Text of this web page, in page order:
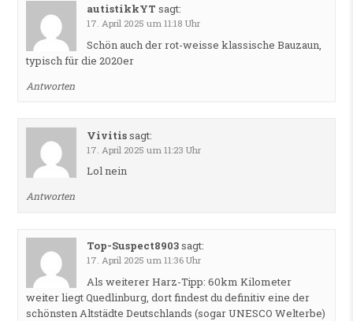
autistikkYT sagt:
17. April 2025 um 11:18 Uhr
Schön auch der rot-weisse klassische Bauzaun,
typisch für die 2020er
Antworten
Vivitissagt:
17. April 2025 um 11:23 Uhr
Lol nein
Antworten
Top-Suspect8903sagt:
17. April 2025 um 11:36 Uhr
Als weiterer Harz-Tipp: 60km Kilometer
weiter liegt Quedlinburg, dort findest du definitiv eine der
schönsten Altstädte Deutschlands (sogar UNESCO Welterbe)